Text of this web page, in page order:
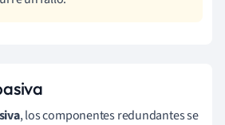
, los componentes redundantes se